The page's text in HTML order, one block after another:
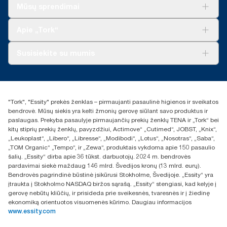
duomenys yra sistemos vidurkis, jie nėra skirti naudoti teikiant
+370 5 268 3455
UAB Essity Lithuania
Naugarduko g. 98
LT-03160 Vilnius, Lietuva
"Tork", "Essity" prekės ženklas – pirmaujanti pasaulinė higienos ir sveikatos
bendrovė. Mūsų siekis yra kelti žmonių gerovę siūlant savo produktus ir
paslaugas. Prekyba pasaulyje pirmaujančių prekių ženklų TENA ir „Tork“ bei
kitų stiprių prekių ženklų, pavyzdžiui, Actimove“ „Cutimed“, JOBST, „Knix“,
„Leukoplast“, „Libero“, „Libresse“, „Modibodi“, „Lotus“, „Nosotras“, „Saba“,
„TOM Organic“ „Tempo“, ir „Zewa“, produktais vykdoma apie 150 pasaulio
šalių. „Essity“ dirba apie 36 tūkst. darbuotojų. 2024 m. bendrovės
pardavimai siekė maždaug 146 mlrd. Švedijos kronų (13 mlrd. eurų).
Bendrovės pagrindinė būstinė įsikūrusi Stokholme, Švedijoje. „Essity“ yra
įtraukta į Stokholmo NASDAQ biržos sąrašą. „Essity“ stengiasi, kad kelyje į
gerovę nebūtų kliūčių, ir prisideda prie sveikesnės, tvaresnės ir į žiedinę
ekonomiką orientuotos visuomenės kūrimo. Daugiau informacijos
www.essity.com